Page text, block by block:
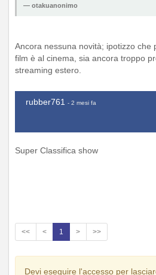
otakuanonimo
Ancora nessuna novità; ipotizzo che
film è al cinema, sia ancora troppo
streaming estero.
rubber761 - 2 mesi fa
Super Classifica show
<< < 1 > >>
Devi eseguire l'accesso per